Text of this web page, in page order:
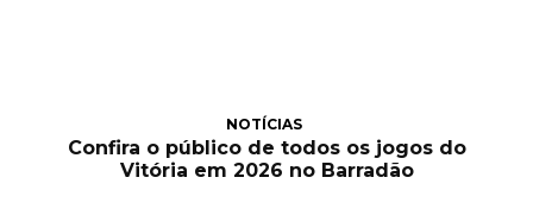
NOTÍCIAS
Confira o público de todos os jogos do
Vitória em 2026 no Barradão